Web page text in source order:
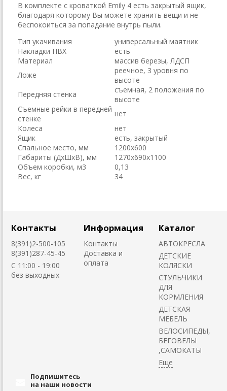
В комплекте с кроваткой Emily 4 есть закрытый ящик,
благодаря которому Вы можете хранить вещи и не
беспокоиться за попадание внутрь пыли.
Тип укачивания
универсальный маятник
Накладки ПВХ
есть
Материал
массив березы, ЛДСП
Ложе
реечное, 3 уровня по
высоте
Передняя стенка
съемная, 2 положения по
высоте
Съемные рейки в передней
стенке
нет
Колеса
нет
Ящик
есть, закрытый
Спальное место, мм
1200х600
Габариты (ДхШхВ), мм
1270х690х1100
Объем коробки, м3
0,13
Вес, кг
34
Контакты
8(391)2-500-105
8(391)287-45-45
C 11:00 - 19:00
без выходных
Информация
Контакты
Доставка и
оплата
Каталог
АВТОКРЕСЛА
ДЕТСКИЕ
КОЛЯСКИ
CТУЛЬЧИКИ
ДЛЯ
КОРМЛЕНИЯ
ДЕТСКАЯ
МЕБЕЛЬ
ВЕЛОСИПЕДЫ,
БЕГОВЕЛЫ
,САМОКАТЫ
Подпишитесь
на наши новости